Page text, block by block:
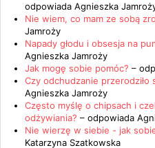
odpowiada Agnieszka
Nie wiem, co mam ze sobą
Jamroży
Napady głodu i obsesja na
Agnieszka Jamroży
Jak mogę sobie pomóc? –
Czy odchudzanie przerodziło
Agnieszka Jamroży
Często myślę o chipsach i
odżywiania? – odpowiada
Nie wierzę w siebie - jak
Katarzyna Szatkowska